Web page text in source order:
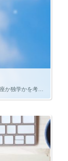
資格を取得したいと思ったら、まず通学講座か通信講座か独学かを考え、独学ならテキストや問題集は何を買うかを考えます。 どんな資格の勉強でも、この流れで勉強方法を決めることが一般的です。 都市部では通学講座はたくさんあります […]